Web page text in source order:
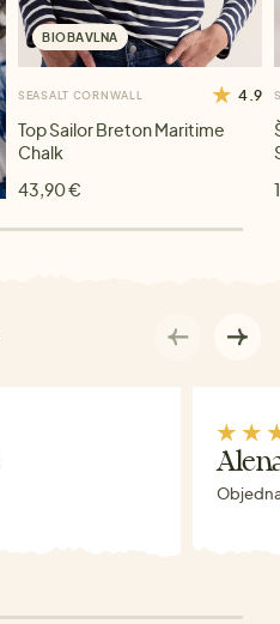
BIOBAVLNA
SEASALT CORNWALL 4.9
Top Sailor Breton Maritime
Chalk
43,90 €